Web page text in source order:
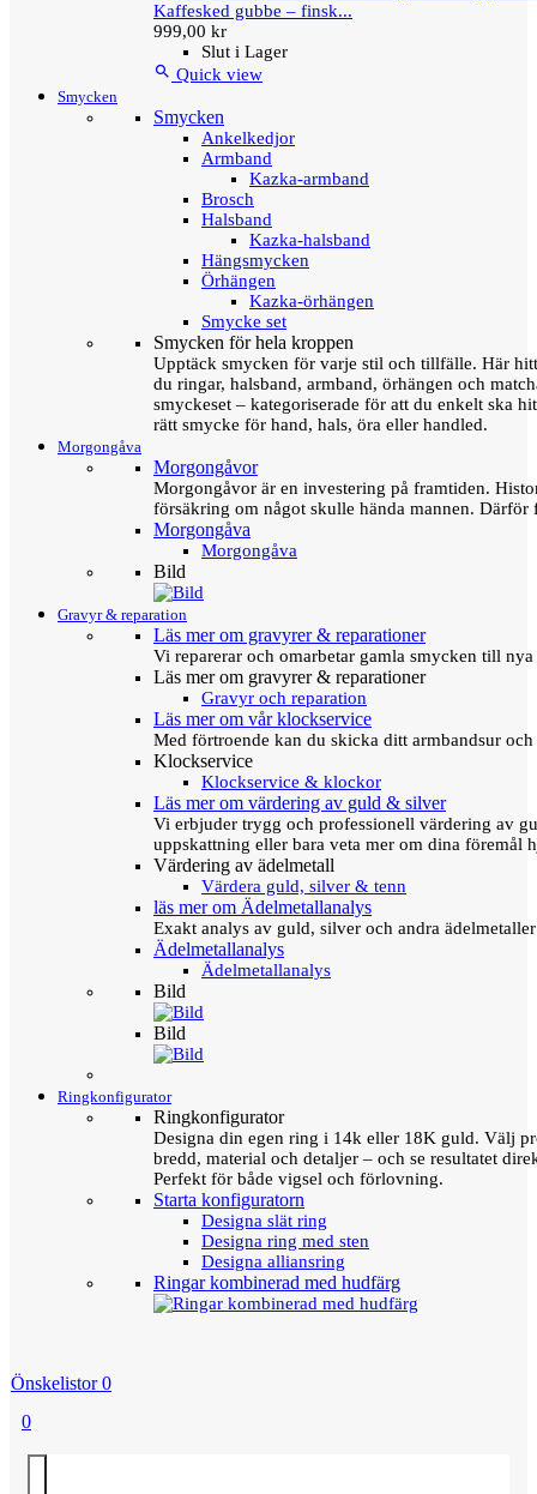
Kaffesked gubbe – finsk...
999,00 kr
Slut i Lager
 Quick view
Smycken
Smycken
Ankelkedjor
Armband
Kazka-armband
Brosch
Halsband
Kazka-halsband
Hängsmycken
Örhängen
Kazka-örhängen
Smycke set
Smycken för hela kroppen
Upptäck smycken för varje stil och tillfälle. Här
du ringar, halsband, armband, örhängen och
smyckeset – kategoriserade för att du enkelt ska
rätt smycke för hand, hals, öra eller handled.
Morgongåva
Morgongåvor
Morgongåvor är en investering på framtiden.
försäkring om något skulle hända mannen.
Morgongåva
Morgongåva
Bild
Gravyr & reparation
Läs mer om gravyrer & reparationer
Vi reparerar och omarbetar gamla smycken till
Läs mer om gravyrer & reparationer
Gravyr och reparation
Läs mer om vår klockservice
Med förtroende kan du skicka ditt armbandsur
Klockservice
Klockservice & klockor
Läs mer om värdering av guld & silver
Vi erbjuder trygg och professionell värdering av
uppskattning eller bara veta mer om dina föremål
Värdering av ädelmetall
Värdera guld, silver & tenn
läs mer om Ädelmetallanalys
Exakt analys av guld, silver och andra
Ädelmetallanalys
Ädelmetallanalys
Bild
Bild
Ringkonfigurator
Ringkonfigurator
Designa din egen ring i 14k eller 18K guld. Välj
bredd, material och detaljer – och se resultatet
Perfekt för både vigsel och förlovning.
Starta konfiguratorn
Designa slät ring
Designa ring med sten
Designa alliansring
Ringar kombinerad med hudfärg
Önskelistor 0
0